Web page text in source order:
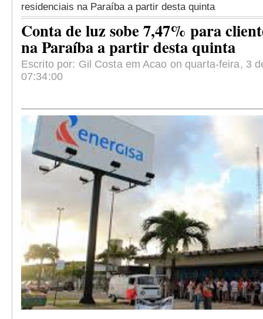
residenciais na Paraíba a partir desta quinta
Conta de luz sobe 7,47% para
na Paraíba a partir desta quinta
Escrito por: Gil Costa em Acao on quarta-feira, 3
07:34:00